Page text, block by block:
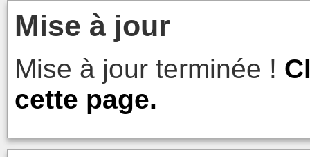
Mise à jour
Mise à jour terminée !
cette page.